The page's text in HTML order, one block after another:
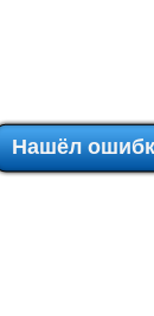
Нашёл